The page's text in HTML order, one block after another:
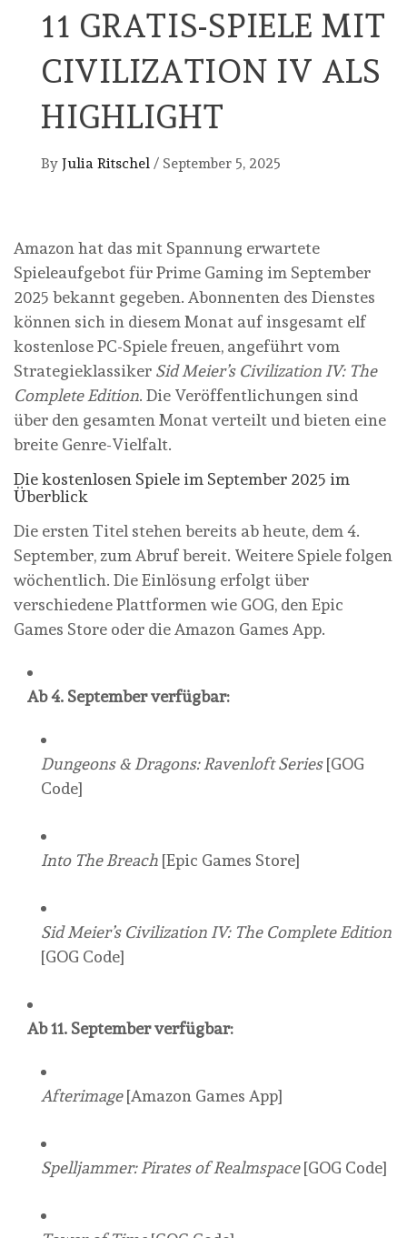
11 GRATIS-SPIELE MIT
CIVILIZATION IV ALS
HIGHLIGHT
By Julia Ritschel / September 5, 2025
Amazon hat das mit Spannung erwartete
Spieleaufgebot für Prime Gaming im September
2025 bekannt gegeben. Abonnenten des Dienstes
können sich in diesem Monat auf insgesamt elf
kostenlose PC-Spiele freuen, angeführt vom
Strategieklassiker Sid Meier’s Civilization IV: The
Complete Edition. Die Veröffentlichungen sind
über den gesamten Monat verteilt und bieten eine
breite Genre-Vielfalt.
Die kostenlosen Spiele im September 2025 im
Überblick
Die ersten Titel stehen bereits ab heute, dem 4.
September, zum Abruf bereit. Weitere Spiele folgen
wöchentlich. Die Einlösung erfolgt über
verschiedene Plattformen wie GOG, den Epic
Games Store oder die Amazon Games App.
Ab 4. September verfügbar:
Dungeons & Dragons: Ravenloft Series[GOG
Code]
Into The Breach [Epic Games Store]
Sid Meier’s Civilization IV: The Complete Edition
[GOG Code]
Ab 11. September verfügbar:
Afterimage[Amazon Games App]
Spelljammer: Pirates of Realmspace[GOG Code]